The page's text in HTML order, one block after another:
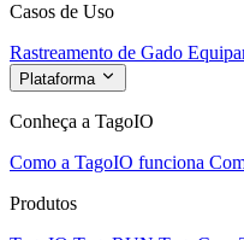
Casos de Uso
Rastreamento de Gado
Plataforma
Conheça a TagoIO
Como a TagoIO funciona
Produtos